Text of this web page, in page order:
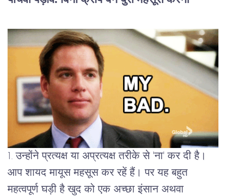
1. उन्होंने प्रत्यक्ष या अप्रत्यक्ष तरीके से 'ना' कर दी है।
आप शायद मायूस महसूस कर रहें हैं। पर यह बहुत
महत्वपूर्ण घड़ी है खुद को एक अच्छा इंसान अथवा